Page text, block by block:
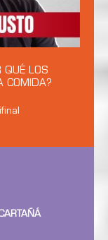
QUÉ LOS
COMIDA?